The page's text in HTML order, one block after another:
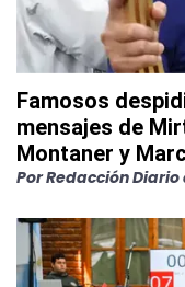
Famosos
mensajes de
Montaner y
PorRedacción Diario